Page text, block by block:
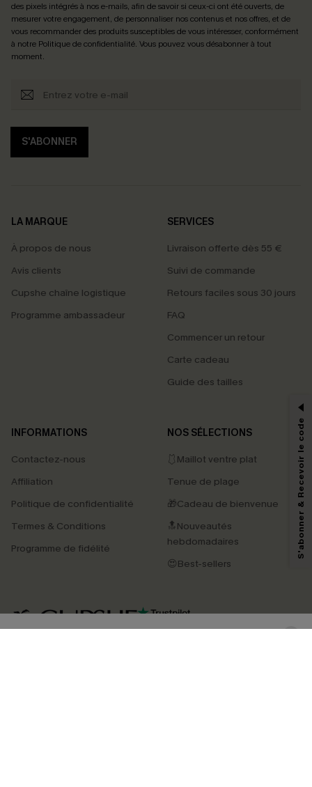
des pixels intégrés à nos e-mails, afin de savoir si ceux-ci ont été ouverts, de
mesurer votre engagement, de personnaliser nos contenus et nos offres, et de
vous recommander des produits susceptibles de vous intéresser, conformément
à notre Politique de confidentialité. Vous pouvez vous désabonner à tout
moment.
S'ABONNER
LA MARQUE
À propos de nous
Avis clients
Cupshe chaîne logistique
Programme ambassadeur
SERVICES
Livraison offerte dès 55 €
Suivi de commande
Retours faciles sous 30 jours
FAQ
Commencer un retour
Carte cadeau
Guide des tailles
INFORMATIONS
Contactez-nous
Affiliation
Politique de confidentialité
Termes & Conditions
Programme de fidélité
NOS SÉLECTIONS
🩱Maillot ventre plat
Tenue de plage
🎁Cadeau de bienvenue
🔝Nouveautés
hebdomadaires
😍Best-sellers
4.3
PROFITEZ DE -15%
marketing (y compris du contenu généré par l'IA) de Cupshe et
pouvons utiliser les données collectées sur notre site ainsi que des
savoir si ceux-ci ont été ouverts, de mesurer votre engagement, de
personnaliser nos contenus et nos offres, et de vous recommander des
produits susceptibles de vous intéresser, conformément à notre
Politique de
. Vous pouvez vous désabonner à tout moment.
S'abonner & Recevoir le code